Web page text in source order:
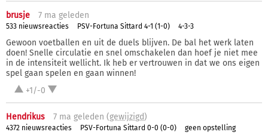
brusje 7 ma geleden
533 nieuwsreacties PSV-Fortuna Sittard 4-1 (1-0) 4-3-3
Gewoon voetballen en uit de duels blijven. De bal het werk laten
doen! Snelle circulatie en snel omschakelen dan hoef je niet mee
in de intensiteit wellicht. Ik heb er vertrouwen in dat we ons eigen
spel gaan spelen en gaan winnen!
+1/-0
Hendrikus 7 ma geleden (gewijzigd)
4372 nieuwsreacties PSV-Fortuna Sittard 0-0 (0-0) geen opstelling